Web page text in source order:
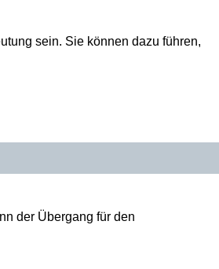
sein. Sie können dazu führen,
der Übergang für den